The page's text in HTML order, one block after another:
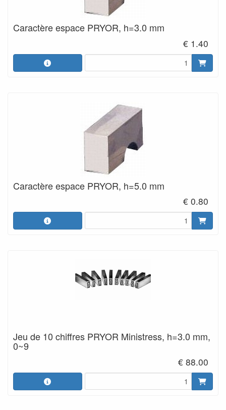
Caractère espace PRYOR, h=3.0 mm
€ 1.40
Caractère espace PRYOR, h=5.0 mm
€ 0.80
Jeu de 10 chiffres PRYOR Ministress, h=3.0 mm,
0~9
€ 88.00